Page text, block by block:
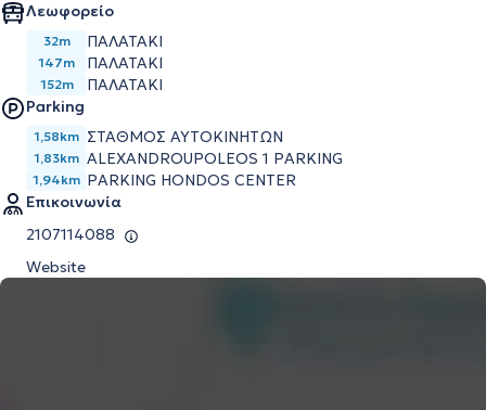
Λεωφορείο
32m ΠΑΛΑΤΑΚΙ
147m ΠΑΛΑΤΑΚΙ
152m
ΠΑΛΑΤΑΚΙ
Parking
1,58km ΣΤΑΘΜΟΣ ΑΥΤΟΚΙΝΗΤΩΝ
1,83km ALEXANDROUPOLEOS 1 PARKING
1,94km PARKING HONDOS CENTER
Επικοινωνία
2107114088
Website